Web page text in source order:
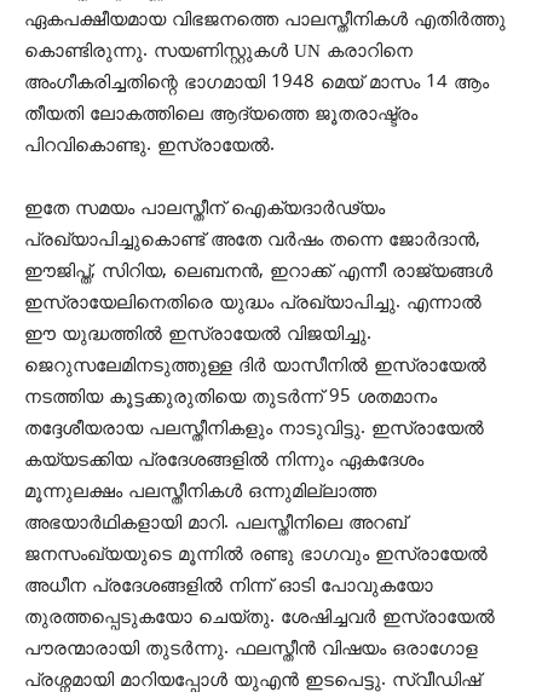
ഏകപക്ഷീയമായ വിഭജനത്തെ പാലസ്തീനികള്‍ എതിര്‍ത്തു
കൊണ്ടിരുന്നു. സയണിസ്റ്റുകള്‍ UN കരാറിനെ
അംഗീകരിച്ചതിന്റെ ഭാഗമായി 1948 മെയ് മാസം 14 ആം
തീയതി ലോകത്തിലെ ആദ്യത്തെ ജൂതരാഷ്ട്രം
പിറവികൊണ്ടു. ഇസ്രായേല്‍.
ഇതേ സമയം പാലസ്തീന് ഐക്യദാര്‍ഢ്യം
പ്രഖ്യാപിച്ചുകൊണ്ട് അതേ വര്‍ഷം തന്നെ ജോര്‍ദാന്‍,
ഈജിപ്ത്, സിറിയ, ലെബനന്‍, ഇറാക്ക് എന്നീ രാജ്യങ്ങള്‍
ഇസ്രായേലിനെതിരെ യുദ്ധം പ്രഖ്യാപിച്ചു. എന്നാല്‍
ഈ യുദ്ധത്തില്‍ ഇസ്രായേല്‍ വിജയിച്ചു.
ജെറുസലേമിനടുത്തുള്ള ദിര്‍ യാസീനില്‍ ഇസ്രായേല്‍
നടത്തിയ കൂട്ടക്കുരുതിയെ തുടര്‍ന്ന് 95 ശതമാനം
തദ്ദേശീയരായ പലസ്തീനികളും നാടുവിട്ടു. ഇസ്രായേല്‍
കയ്യടക്കിയ പ്രദേശങ്ങളില്‍ നിന്നും ഏകദേശം
മൂന്നുലക്ഷം പലസ്തീനികള്‍ ഒന്നുമില്ലാത്ത
അഭയാര്‍ഥികളായി മാറി. പലസ്തീനിലെ അറബ്
ജനസംഖ്യയുടെ മൂന്നില്‍ രണ്ടു ഭാഗവും ഇസ്രായേല്‍
അധീന പ്രദേശങ്ങളില്‍ നിന്ന് ഓടി പോവുകയോ
തുരത്തപ്പെടുകയോ ചെയ്തു. ശേഷിച്ചവര്‍ ഇസ്രായേല്‍
പൗരന്മാരായി തുടര്‍ന്നു. ഫലസ്തീന്‍ വിഷയം ഒരാഗോള
പ്രശ്നമായി മാറിയപ്പോള്‍ യുഎന്‍ ഇടപെട്ടു. സ്വീഡിഷ്